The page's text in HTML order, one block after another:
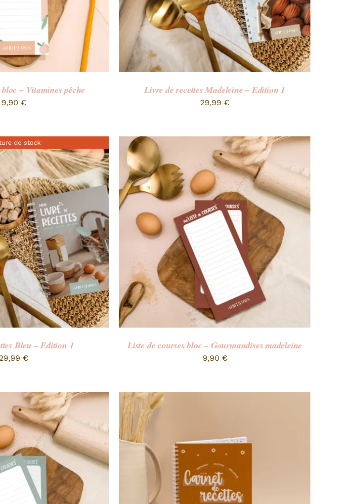
– Vitamines pêche
9,90 €
Livre de recettes Madeleine – Edition 1
29,99 €
de stock
Bleu – Edition 1
29,99 €
Liste de courses bloc – Gourmandises madeleine
9,90 €